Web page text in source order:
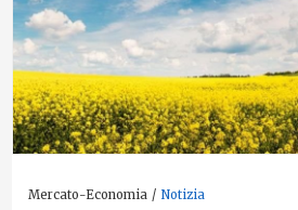
Mercato-Economia Notizia